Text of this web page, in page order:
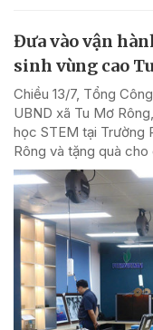
Đưa vào vận
sinh vùng cao
Chiều 13/7, Tổng
UBND xã Tu Mơ
học STEM tại Trường
Rông và tặng quà